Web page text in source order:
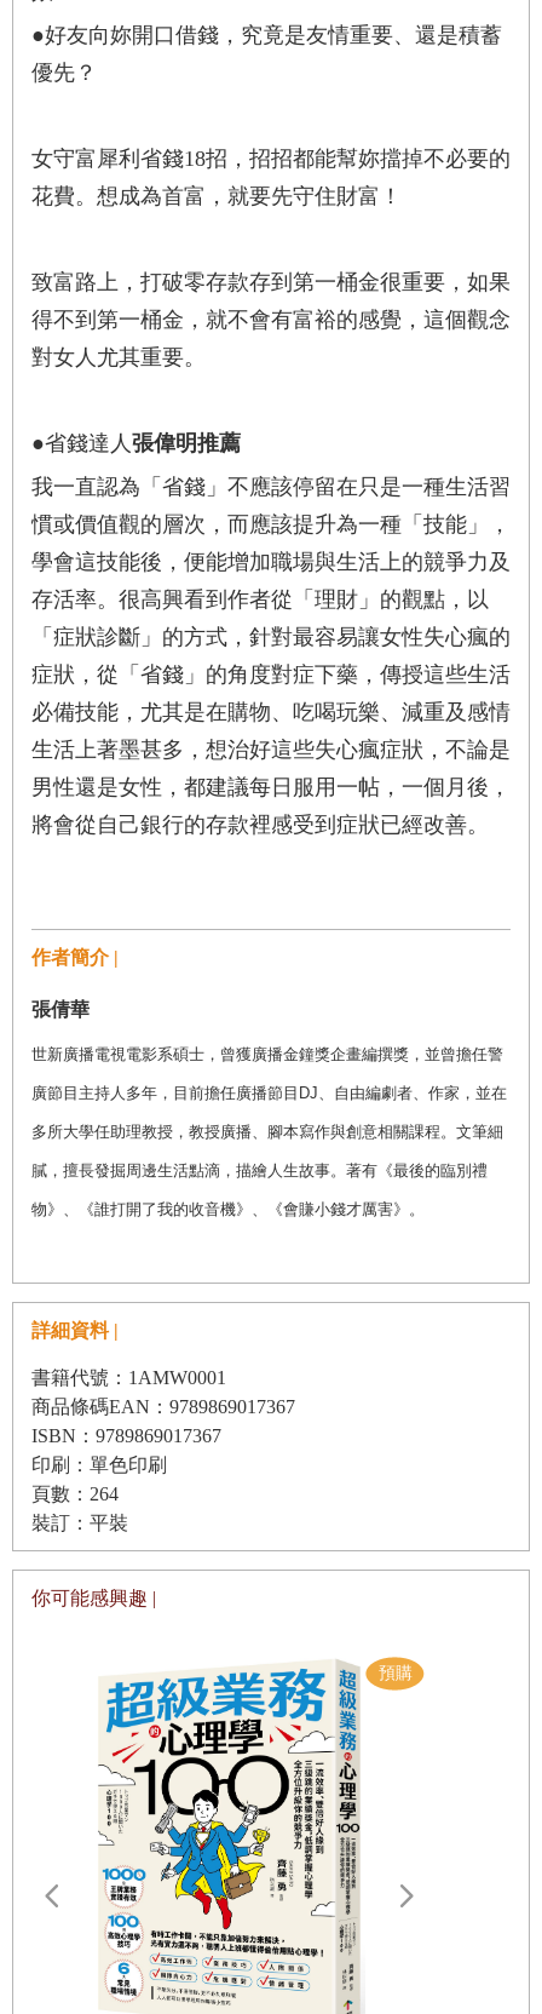
●好友向妳開口借錢，究竟是友情重要、還是積蓄
優先？
女守富犀利省錢18招，招招都能幫妳擋掉不必要的
花費。想成為首富，就要先守住財富！
致富路上，打破零存款存到第一桶金很重要，如果
得不到第一桶金，就不會有富裕的感覺，這個觀念
對女人尤其重要。
●省錢達人 張偉明推薦
我一直認為「省錢」不應該停留在只是一種生活習
慣或價值觀的層次，而應該提升為一種「技能」，
學會這技能後，便能增加職場與生活上的競爭力及
存活率。很高興看到作者從「理財」的觀點，以
「症狀診斷」的方式，針對最容易讓女性失心瘋的
症狀，從「省錢」的角度對症下藥，傳授這些生活
必備技能，尤其是在購物、吃喝玩樂、減重及感情
生活上著墨甚多，想治好這些失心瘋症狀，不論是
男性還是女性，都建議每日服用一帖，一個月後，
將會從自己銀行的存款裡感受到症狀已經改善。
作者簡介 |
張倩華
世新廣播電視電影系碩士，曾獲廣播金鐘獎企畫編撰獎，並曾擔任警
廣節目主持人多年，目前擔任廣播節目DJ、自由編劇者、作家，並在
多所大學任助理教授，教授廣播、腳本寫作與創意相關課程。文筆細
膩，擅長發掘周邊生活點滴，描繪人生故事。著有《最後的臨別禮
物》、《誰打開了我的收音機》、《會賺小錢才厲害》。
詳細資料 |
書籍代號：1AMW0001
商品條碼EAN：9789869017367
ISBN：9789869017367
印刷：單色印刷
頁數：264
裝訂：平裝
你可能感興趣 |